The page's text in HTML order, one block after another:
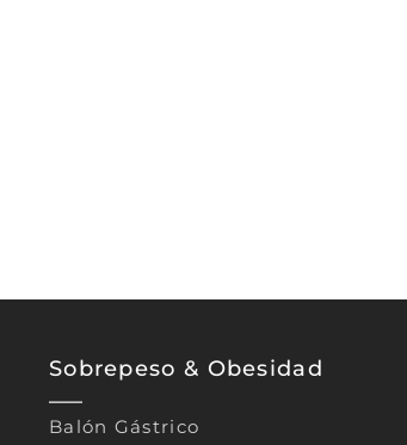
Sobrepeso & Obesidad
Balón Gástrico